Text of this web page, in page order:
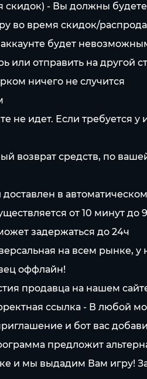
- Вы должны
во время скидок/
будет
или отправить на другой
ничего не случится
не идет. Если требуется
возврат средств, по
в
от 10 минут до
задержаться до 24ч
на всем
оффлайн!
продавца на нашем
ссылка - В любой
и бот вас
предложит
и мы выдадим Вам игру!